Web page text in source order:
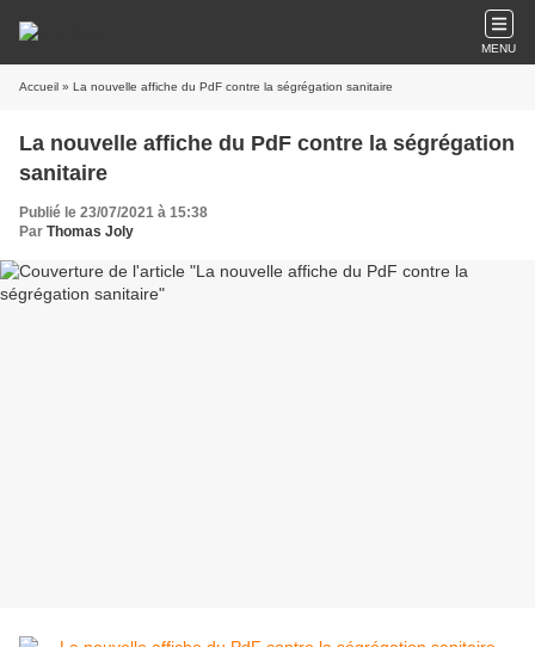
MENU
Accueil » La nouvelle affiche du PdF contre la ségrégation sanitaire
La nouvelle affiche du PdF contre la ségrégation
sanitaire
Publié le 23/07/2021 à 15:38
Par Thomas Joly